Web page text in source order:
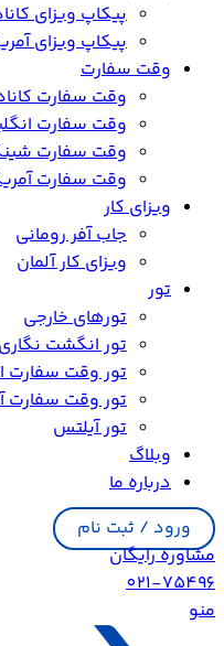
پیکاپ ویزای
پیکاپ ویزای
وقت سفارت
وقت سفارت
وقت سفارت
وقت سفارت
وقت سفارت
ویزای کار
جاب آفر رومانی
ویزای کار آلمان
تور
تورهای خارجی
تور انگشت نگاری
تور وقت سفارت
تور وقت سفارت
تور آیلتس
وبلاگ
درباره ما
ورود / ثبت نام
مشاوره رایگان
021-75496
منو